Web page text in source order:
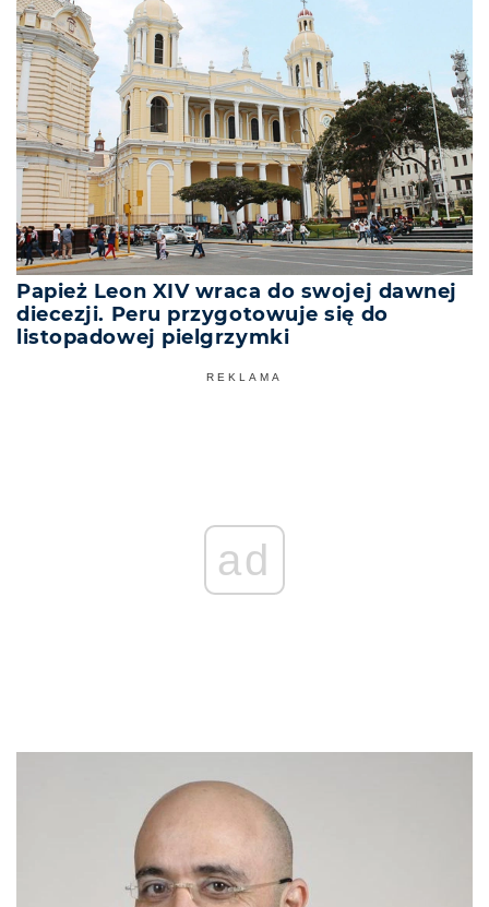
Papież Leon XIV wraca do swojej dawnej
diecezji. Peru przygotowuje się do
listopadowej pielgrzymki
REKLAMA
ad